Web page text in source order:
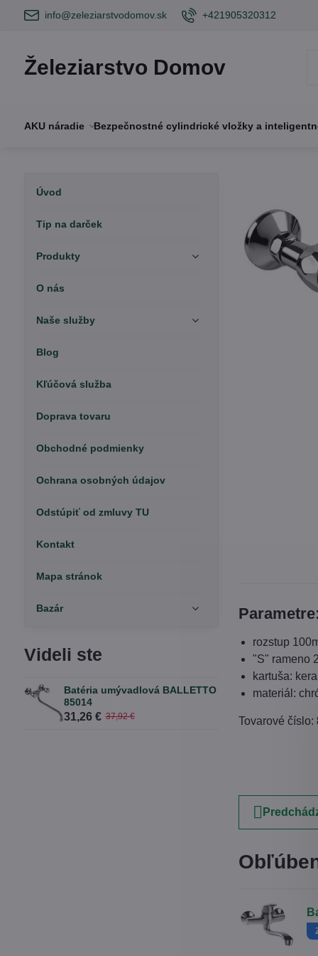
info@zeleziarstvodomov.sk +421905320312
Železiarstvo Domov
AKU náradie Bezpečnostné cylindrické vložky a
rozstup
"S" rameno
kartuša:
materiál:
Tovarové číslo:
Úvod
Tip na darček
Produkty
O nás
Naše služby
Blog
Kľúčová služba
Doprava tovaru
Obchodné podmienky
Ochrana osobných údajov
Odstúpiť od zmluvy TU
Kontakt
Mapa stránok
Bazár
Videli ste
Batéria umývadlová BALLETTO
85014
31,26 € 37,92 €